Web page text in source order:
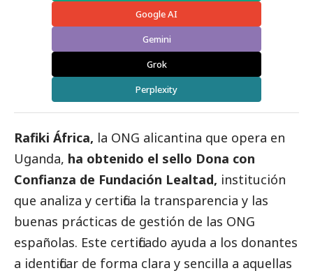
Google AI
Gemini
Grok
Perplexity
Rafiki África, la ONG alicantina que opera en
Uganda, ha obtenido el sello Dona con
Confianza de Fundación Lealtad, institución
que analiza y certifica la transparencia y las
buenas prácticas de gestión de las ONG
españolas. Este certificado ayuda a los donantes
a identificar de forma clara y sencilla a aquellas